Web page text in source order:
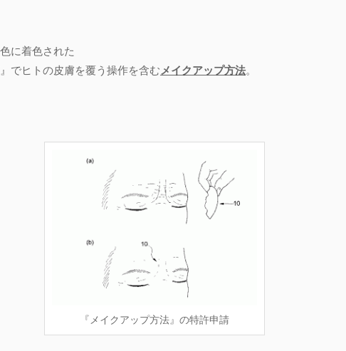
に着色された
でヒトの皮膚を覆う操作を含む メイクアップ方法。
『メイクアップ方法』の特許申請